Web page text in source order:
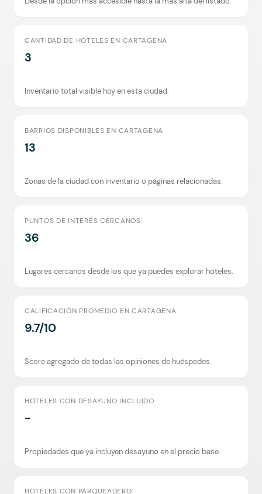
CANTIDAD DE HOTELES EN CARTAGENA
3
Inventario total visible hoy en esta ciudad.
BARRIOS DISPONIBLES EN CARTAGENA
13
Zonas de la ciudad con inventario o páginas relacionadas.
PUNTOS DE INTERÉS CERCANOS
36
Lugares cercanos desde los que ya puedes explorar hoteles.
CALIFICACIÓN PROMEDIO EN CARTAGENA
9.7/10
Score agregado de todas las opiniones de huéspedes.
HOTELES CON DESAYUNO INCLUIDO
-
Propiedades que ya incluyen desayuno en el precio base.
HOTELES CON PARQUEADERO